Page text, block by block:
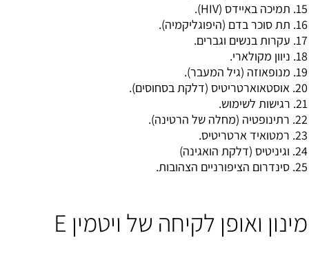
15. תמיכה באיידס (HIV).
16. תת סוכר בדם (
היפוגליקמיה).
17. עקרות בנשים וגברים.
18. ניוון מקולארי.
19. מנופאוזה (גיל המעבר).
20. אוסטאוארטריטיס (דלקת בסחוסים).
21. רגישות לשימוש.
22. רתינופטיה (מחלה של הרטינה).
23. רמטואיד ארטריטיס.
24. וגיניטיס (דלקת הואגינה)
25. סינדרום הציפורניים הצהובות.
מינון ואופן לקיחה של ויטמין E